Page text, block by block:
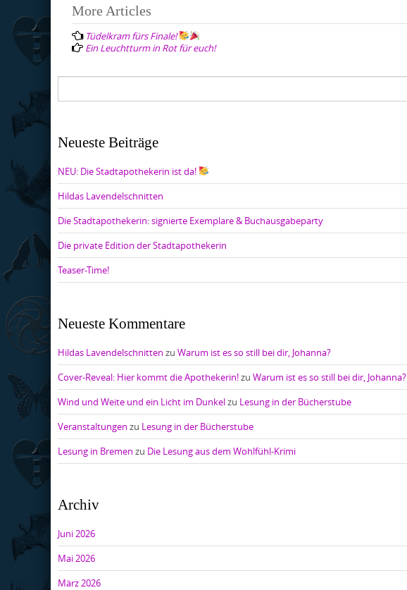
Post
navigation
More Articles
Tüdelkram fürs Finale!
Ein Leuchtturm in Rot für euch!
Neueste Beiträge
NEU: Die Stadtapothekerin ist da!
Hildas Lavendelschnitten
Die Stadtapothekerin: signierte Exemplare & Buchausgabeparty
Die private Edition der Stadtapothekerin
Teaser-Time!
Neueste Kommentare
Hildas Lavendelschnitten zu Warum ist es so still bei dir, Johanna?
Cover-Reveal: Hier kommt die Apothekerin!zu Warum ist es so still bei dir, Johanna?
Wind und Weite und ein Licht im Dunkelzu Lesung in der Bücherstube
Veranstaltungen zu Lesung in der Bücherstube
Lesung in Bremen zu Die Lesung aus dem Wohlfühl-Krimi
Archiv
Juni 2026
Mai 2026
März 2026